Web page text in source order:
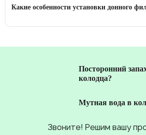
Какие особенности установки донного
Посторонний
колодца?
Мутная вода в
Звоните! Решим вашу